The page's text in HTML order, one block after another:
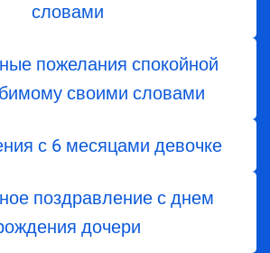
словами
пожелания спокойной
своими словами
с 6 месяцами девочке
поздравление с днем
дочери